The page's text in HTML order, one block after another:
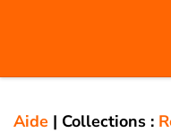
Aide | Collections :